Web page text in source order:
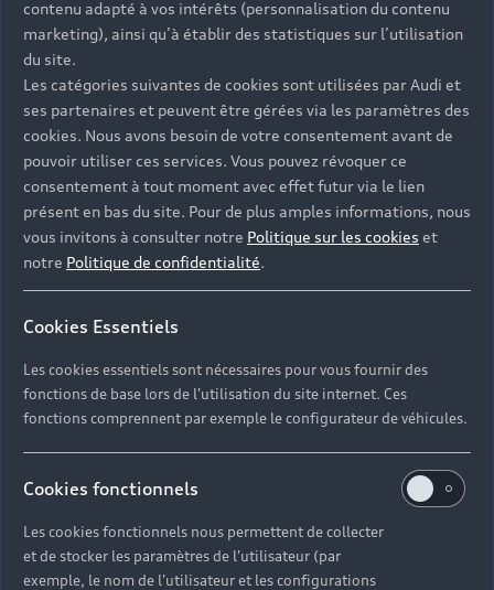
47 Véhicules neufs
78 Véhicules d'occasion
Retrouvez notre concession
Audi à Thionville
l’A31, la concession Audi Thionville dessert l’ensemble
du nord du département : Yutz, Terville, Florange,
Hayange, Uckange et la vallée de la Fensch, jusqu’aux
abords de Metz et de la frontière luxembourgeoise. Elle
réunit sur un même site la vente de véhicules neufs et
d’occasion ainsi qu’un atelier après-vente et un service
pièces de rechange. Les horaires de chaque service sont
précisés dans la carte de la concession ci-dessus.
contenu adapté à vos intérêts (personnalisation du contenu
marketing), ainsi qu’à établir des statistiques sur l’utilisation
du site.
Les catégories suivantes de cookies sont utilisées par Audi et
ses partenaires et peuvent être gérées via les paramètres des
cookies. Nous avons besoin de votre consentement avant de
pouvoir utiliser ces services. Vous pouvez révoquer ce
consentement à tout moment avec effet futur via le lien
présent en bas du site. Pour de plus amples informations, nous
vous invitons à consulter notre Politique sur les cookies et
notre Politique de confidentialité.
Cookies Essentiels
Les cookies essentiels sont nécessaires pour vous fournir des
fonctions de base lors de l'utilisation du site internet. Ces
fonctions comprennent par exemple le configurateur de véhicules.
Cookies fonctionnels
Les cookies fonctionnels nous permettent de collecter
et de stocker les paramètres de l'utilisateur (par
exemple, le nom de l'utilisateur et les configurations